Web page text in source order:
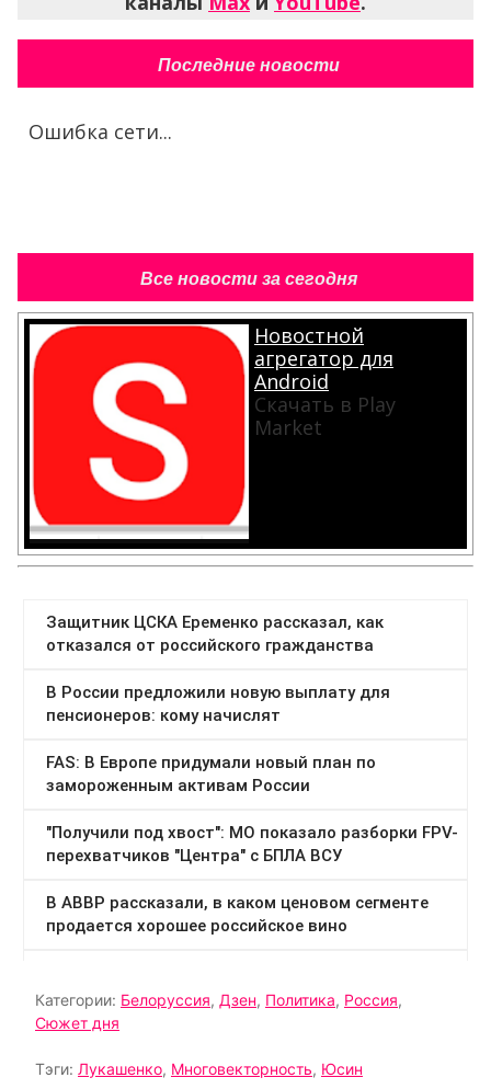
Последние новости
Ошибка сети...
Все новости за сегодня
Новостной
агрегатор для
Android
Скачать в Play
Market
Категории: Белоруссия, Дзен, Политика, Россия,
Сюжет дня
Тэги: Лукашенко, Многовекторность, Юсин